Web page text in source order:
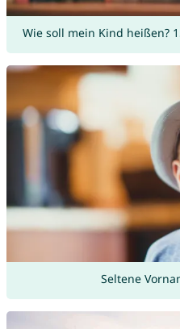
Wie soll mein Kind heißen?
Seltene